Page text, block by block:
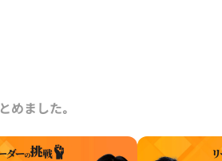
めました｡